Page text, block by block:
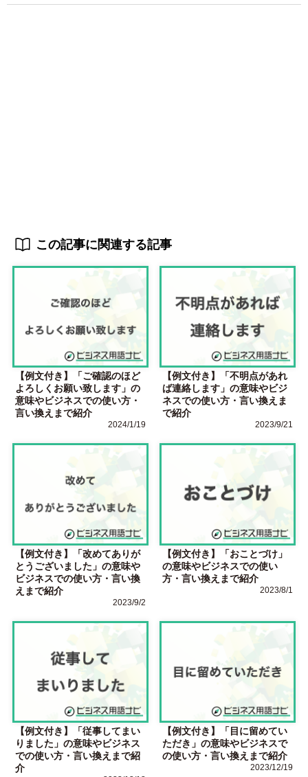
この記事に関連する記事
【例文付き】「ご確認のほど
よろしくお願い致します」の
意味やビジネスでの使い方・
言い換えまで紹介
2024/1/19
【例文付き】「不明点があれ
ば連絡します」の意味やビジ
ネスでの使い方・言い換えま
で紹介
2023/9/21
【例文付き】「改めてありが
とうございました」の意味や
ビジネスでの使い方・言い換
えまで紹介
2023/9/2
【例文付き】「おことづけ」
の意味やビジネスでの使い
方・言い換えまで紹介
2023/8/1
【例文付き】「従事してまい
りました」の意味やビジネス
での使い方・言い換えまで紹
介
【例文付き】「目に留めてい
ただき」の意味やビジネスで
の使い方・言い換えまで紹介
2023/12/19